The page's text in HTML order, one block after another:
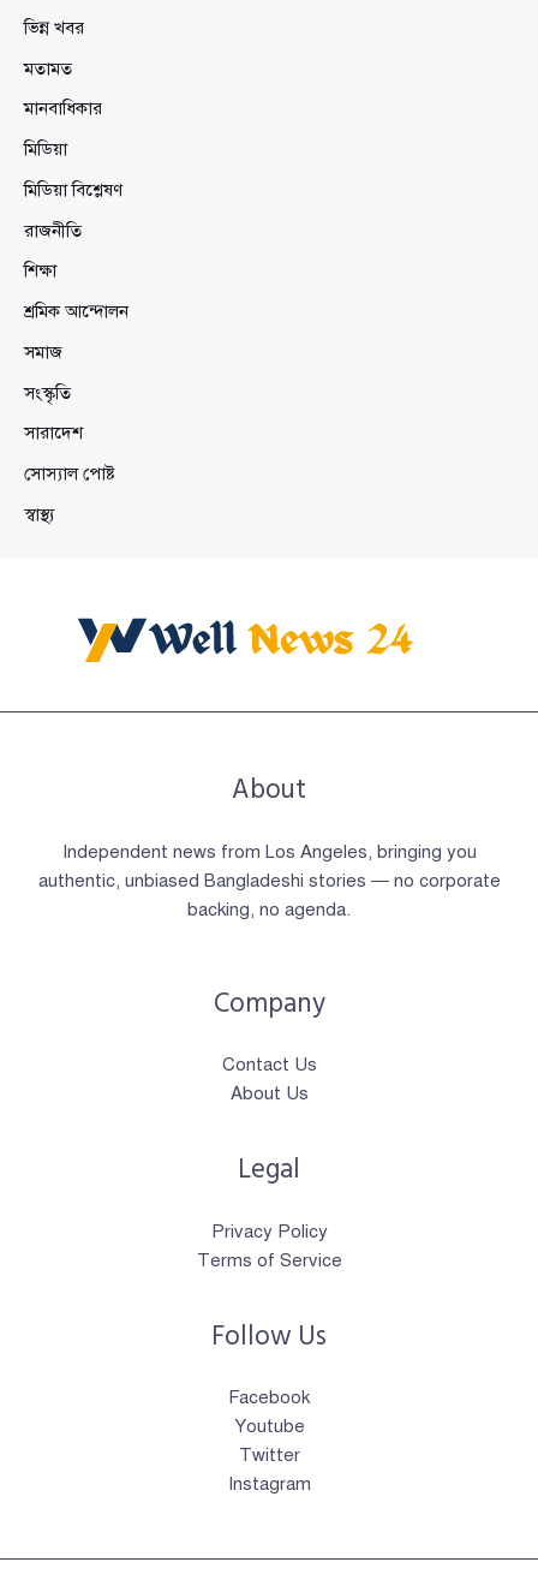
ভিন্ন খবর
মতামত
মানবাধিকার
মিডিয়া
মিডিয়া বিশ্লেষণ
রাজনীতি
শিক্ষা
শ্রমিক আন্দোলন
সমাজ
সংস্কৃতি
সারাদেশ
সোস্যাল পোষ্ট
স্বাস্থ্য
About
Independent news from Los Angeles, bringing you
authentic, unbiased Bangladeshi stories — no corporate
backing, no agenda.
Company
Contact Us
About Us
Legal
Privacy Policy
Terms of Service
Follow Us
Facebook
Youtube
Twitter
Instagram